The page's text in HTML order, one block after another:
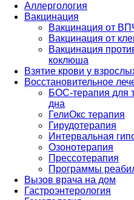
Аллергология
Вакцинация
Вакцинация от
Вакцинация от
Вакцинация
коклюша
Взятие крови у
Восстановительное
БОС-терапия для
дна
ГелиОкс терапия
Гирудотерапия
Интервальная
Озонотерапия
Прессотерапия
Программы
Вызов врача на дом
Гастроэнтерология